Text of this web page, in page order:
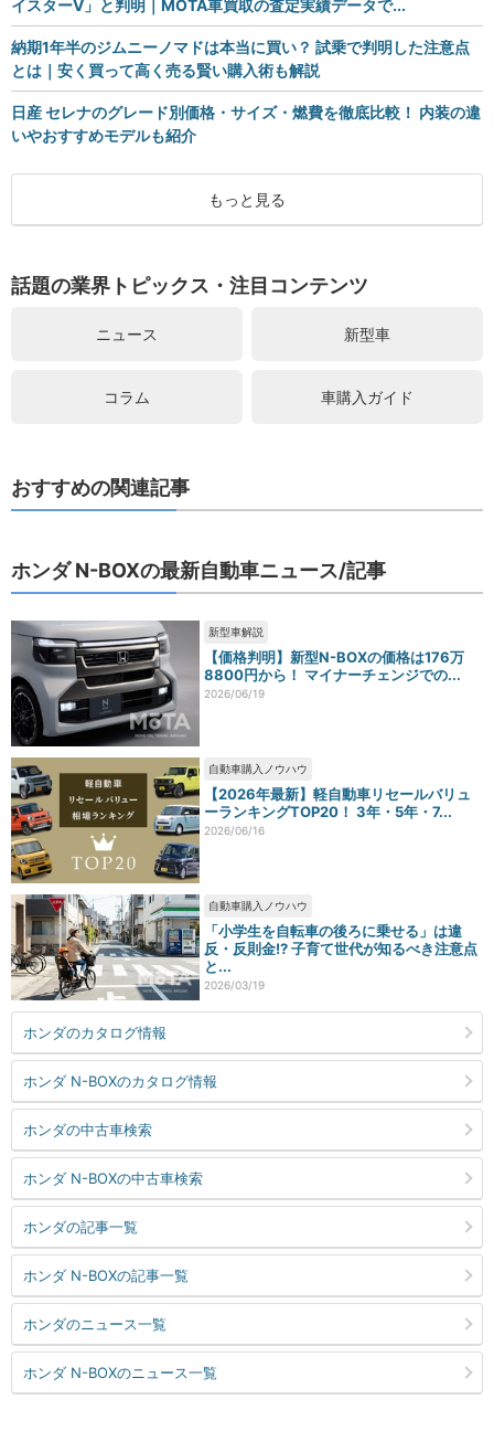
イスターV」と判明｜MOTA車買取の査定実績データで...
納期1年半のジムニーノマドは本当に買い？ 試乗で判明した注意点
とは｜安く買って高く売る賢い購入術も解説
日産 セレナのグレード別価格・サイズ・燃費を徹底比較！ 内装の違
いやおすすめモデルも紹介
もっと見る
話題の業界トピックス・注目コンテンツ
ニュース 新型車
コラム 車購入ガイド
おすすめの関連記事
ホンダ N-BOXの最新自動車ニュース/記事
新型車解説
【価格判明】新型N-BOXの価格は176万
8800円から！ マイナーチェンジでの...
2026/06/19
自動車購入ノウハウ
【2026年最新】軽自動車リセールバリュ
ーランキングTOP20！ 3年・5年・7...
2026/06/16
自動車購入ノウハウ
「小学生を自転車の後ろに乗せる」は違
反・反則金!? 子育て世代が知るべき注意点
と...
2026/03/19
ホンダのカタログ情報
ホンダ N-BOXのカタログ情報
ホンダの中古車検索
ホンダ N-BOXの中古車検索
ホンダの記事一覧
ホンダ N-BOXの記事一覧
ホンダのニュース一覧
ホンダ N-BOXのニュース一覧